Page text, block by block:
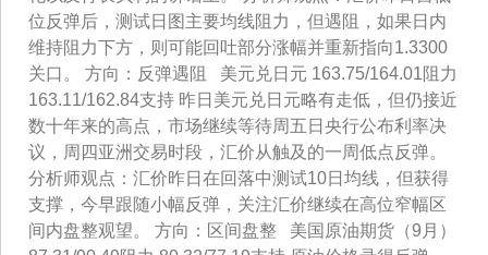
位反弹后，测试日图主要均线阻力，但遇阻，如果日内
维持阻力下方，则可能回吐部分涨幅并重新指向1.3300
关口。 方向：反弹遇阻 美元兑日元 163.75/164.01阻力
163.11/162.84支持 昨日美元兑日元略有走低，但仍接近
数十年来的高点，市场继续等待周五日央行公布利率决
议，周四亚洲交易时段，汇价从触及的一周低点反弹。
分析师观点：汇价昨日在回落中测试10日均线，但获得
支撑，今早跟随小幅反弹，关注汇价继续在高位窄幅区
间内盘整观望。 方向：区间盘整 美国原油期货（9月）